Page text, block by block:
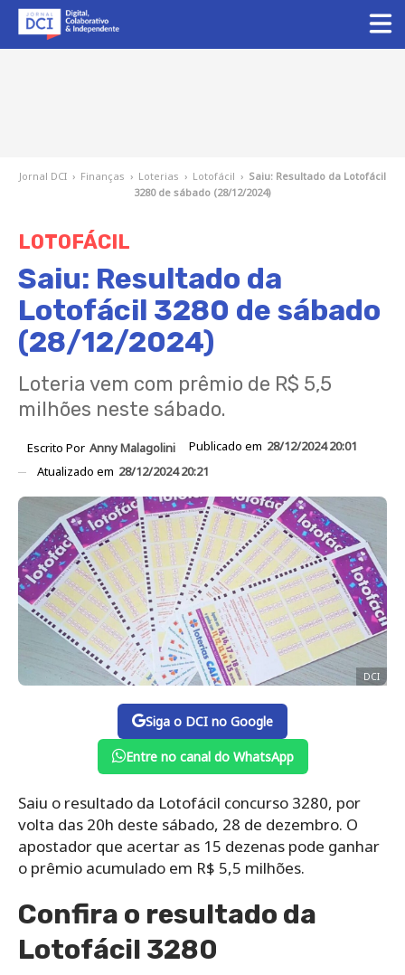
Jornal DCI › Finanças › Loterias › Lotofácil › Saiu: Resultado da Lotofácil
3280 de sábado (28/12/2024)
LOTOFÁCIL
Saiu: Resultado da
Lotofácil 3280 de sábado
(28/12/2024)
Loteria vem com prêmio de R$ 5,5
milhões neste sábado.
Escrito Por Anny Malagolini Publicado em 28/12/2024 20:01
Atualizado em 28/12/2024 20:21
DCI
Siga o DCI no Google
Entre no canal do WhatsApp
Saiu o resultado da Lotofácil concurso 3280, por
volta das 20h deste sábado, 28 de dezembro. O
apostador que acertar as 15 dezenas pode ganhar
o prêmio acumulado em R$ 5,5 milhões.
Confira o resultado da
Lotofácil 3280